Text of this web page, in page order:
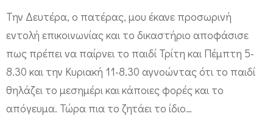
τ
ή
ρ
ι
ο
α
Την Δευτέρα, ο πατέρας, μου έκανε προσωρινή
εντολή επικοινωνίας και το δικαστήριο αποφάσισε
πως πρέπει να παίρνει το παιδί Τρίτη και Πέμπτη 5-
8.30 και την Κυριακή 11-8.30 αγνοώντας ότι το παιδί
θηλάζει το μεσημέρι και κάποιες φορές και το
απόγευμα. Τώρα πια το ζητάει το ίδιο…